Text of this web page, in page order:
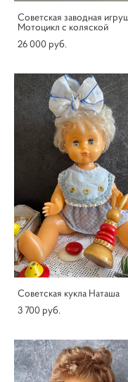
Советская заводная
Мотоцикл с коляской
26 000 pуб.
Советская кукла Наташа
3 700 pуб.